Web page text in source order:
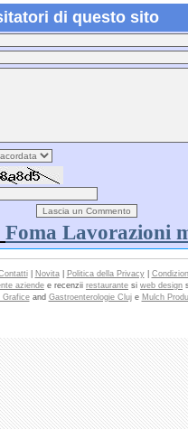
di questo sito
Foma Lavorazioni
| Novita| Politica della Privacy|
aziende e recenzii restaurante si web design
Graficeand Gastroenterologie Cluje Mulch